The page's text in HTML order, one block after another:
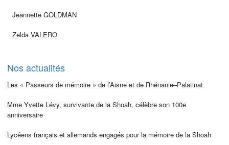
Jeannette GOLDMAN
Zelda VALERO
Nos actualités
Les « Passeurs de mémoire » de l’Aisne et de Rhénanie–Palatinat
Mme Yvette Lévy, survivante de la Shoah, célèbre son 100e
anniversaire
Lycéens français et allemands engagés pour la mémoire de la Shoah